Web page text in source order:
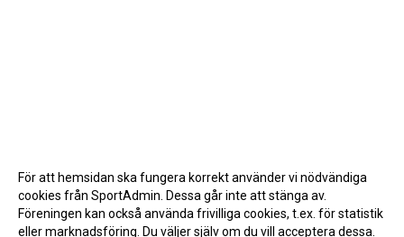
För att hemsidan ska fungera korrekt använder vi nödvändiga
cookies från SportAdmin. Dessa går inte att stänga av.
Föreningen kan också använda frivilliga cookies, t.ex. för statistik
eller marknadsföring. Du väljer själv om du vill acceptera dessa.